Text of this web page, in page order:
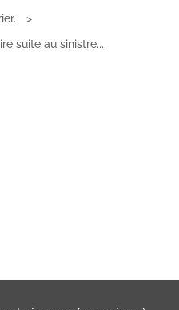
suite au sinistre...